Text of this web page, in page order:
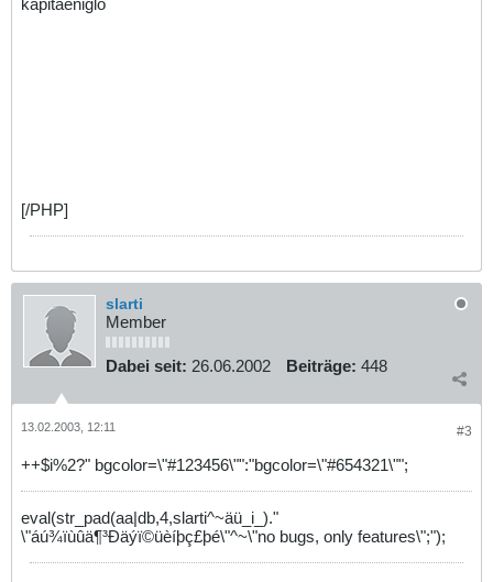
[/PHP]
slarti
Member
Dabei seit: 26.06.2002 Beiträge: 448
#3
13.02.2003, 12:11
++$i%2?" bgcolor=\"#123456\"":"bgcolor=\"#654321\"";
eval(str_pad(aa|db,4,slarti^~äü_i_)."
\"áú¾ïùûä¶³Ðäýï©üèíþç£þé\"^~\"no bugs, only features\";");